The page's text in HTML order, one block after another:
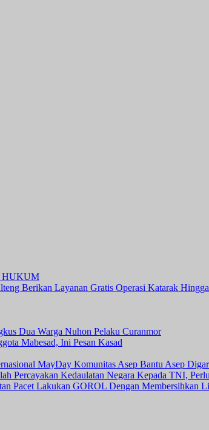
HUKUM
Berikan Layanan Gratis Operasi Katarak
Dua Warga Nuhon Pelaku Curanmor
Mabesad, Ini Pesan Kasad
MayDay Komunitas Asep Bantu Asep
Percayakan Kedaulatan Negara Kepada TNI,
Pacet Lakukan GOROL Dengan Membersihkan